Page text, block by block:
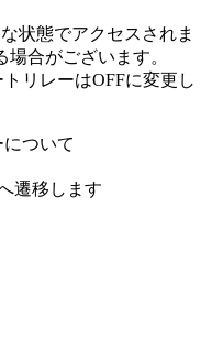
状態でアクセスされま
合がございます。
リレーはOFFに変更し
について
遷移します